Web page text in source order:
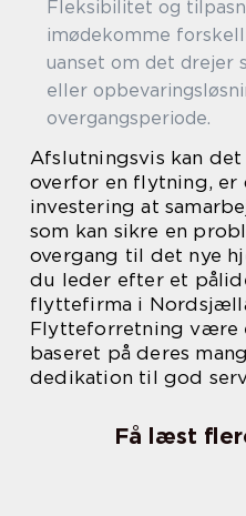
Fleksibilitet og
imødekomme
uanset om det drejer
eller
overgangsperiode.
Afslutningsvis kan det
overfor en flytning,
investering at
som kan sikre en
overgang til det nye
du leder efter et
flyttefirma i
Flytteforretning være
baseret på deres
dedikation til god
Få læst